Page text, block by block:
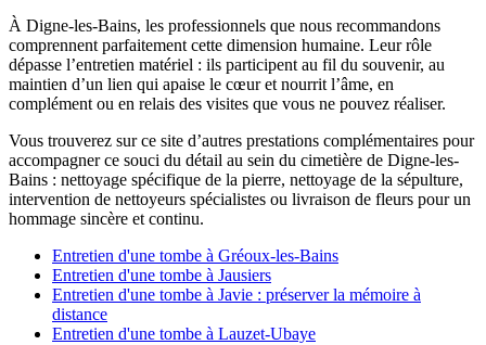
À Digne-les-Bains, les professionnels que nous recommandons
comprennent parfaitement cette dimension humaine. Leur rôle
dépasse l’entretien matériel : ils participent au fil du souvenir, au
maintien d’un lien qui apaise le cœur et nourrit l’âme, en
complément ou en relais des visites que vous ne pouvez réaliser.
Vous trouverez sur ce site d’autres prestations complémentaires pour
accompagner ce souci du détail au sein du cimetière de Digne-les-
Bains : nettoyage spécifique de la pierre, nettoyage de la sépulture,
intervention de nettoyeurs spécialistes ou livraison de fleurs pour un
hommage sincère et continu.
Entretien d'une tombe à Gréoux-les-Bains
Entretien d'une tombe à Jausiers
Entretien d'une tombe à Javie : préserver la mémoire à
distance
Entretien d'une tombe à Lauzet-Ubaye